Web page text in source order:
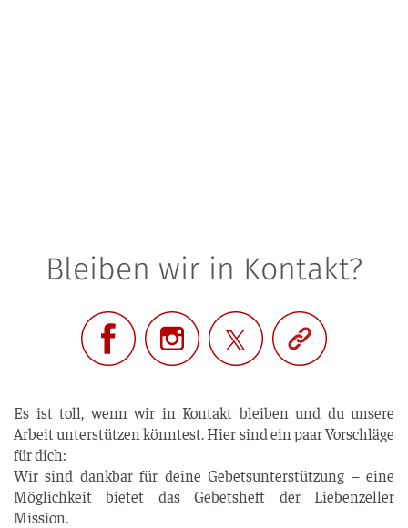
Bleiben wir in Kontakt?
Es ist toll, wenn wir in Kon­takt blei­ben und du unse­re
Arbeit unter­stüt­zen könn­test. Hier sind ein paar Vor­schlä­ge
für dich:
Wir sind dank­bar für dei­ne Gebets­un­ter­stüt­zung – eine
Mög­lich­keit bie­tet das Gebets­heft der Lie­ben­zel­ler
Mission.